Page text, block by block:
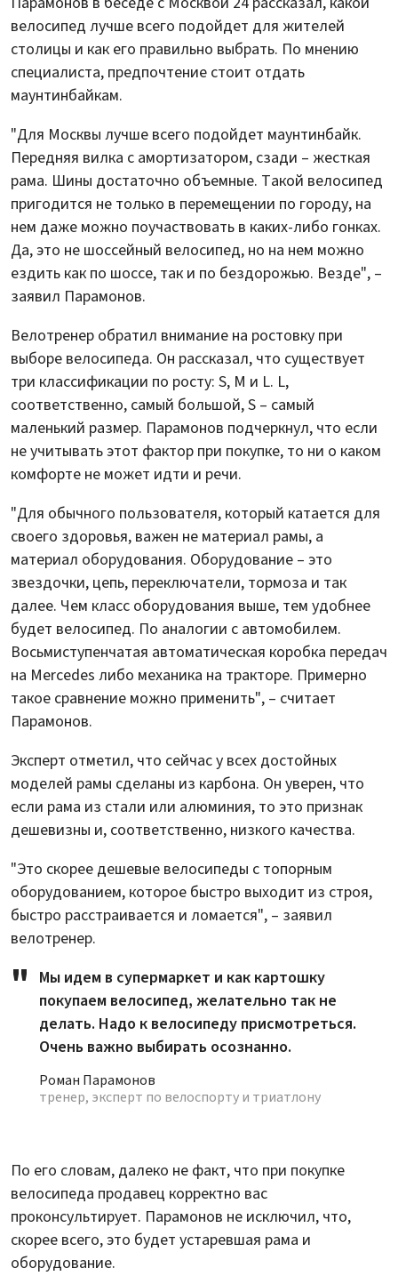
велосипед лучше всего подойдет для жителей
столицы и как его правильно выбрать. По мнению
специалиста, предпочтение стоит отдать
маунтинбайкам.
"Для Москвы лучше всего подойдет маунтинбайк.
Передняя вилка с амортизатором, сзади – жесткая
рама. Шины достаточно объемные. Такой велосипед
пригодится не только в перемещении по городу, на
нем даже можно поучаствовать в каких-либо гонках.
Да, это не шоссейный велосипед, но на нем можно
ездить как по шоссе, так и по бездорожью. Везде", –
заявил Парамонов.
Велотренер обратил внимание на ростовку при
выборе велосипеда. Он рассказал, что существует
три классификации по росту: S, M и L. L,
соответственно, самый большой, S – самый
маленький размер. Парамонов подчеркнул, что если
не учитывать этот фактор при покупке, то ни о каком
комфорте не может идти и речи.
"Для обычного пользователя, который катается для
своего здоровья, важен не материал рамы, а
материал оборудования. Оборудование – это
звездочки, цепь, переключатели, тормоза и так
далее. Чем класс оборудования выше, тем удобнее
будет велосипед. По аналогии с автомобилем.
Восьмиступенчатая автоматическая коробка передач
на Mercedes либо механика на тракторе. Примерно
такое сравнение можно применить", – считает
Парамонов.
Эксперт отметил, что сейчас у всех достойных
моделей рамы сделаны из карбона. Он уверен, что
если рама из стали или алюминия, то это признак
дешевизны и, соответственно, низкого качества.
"Это скорее дешевые велосипеды с топорным
оборудованием, которое быстро выходит из строя,
быстро расстраивается и ломается", – заявил
велотренер.
Мы идем в супермаркет и как картошку
покупаем велосипед, желательно так не
делать. Надо к велосипеду присмотреться.
Очень важно выбирать осознанно.
Роман Парамонов
тренер, эксперт по велоспорту и триатлону
По его словам, далеко не факт, что при покупке
велосипеда продавец корректно вас
проконсультирует. Парамонов не исключил, что,
скорее всего, это будет устаревшая рама и
оборудование.